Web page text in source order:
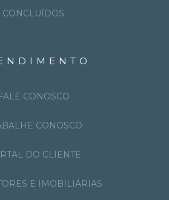
CONCLUÍDOS
CONOSCO
CONOSCO
DO CLIENTE
E IMOBILIÁRIAS